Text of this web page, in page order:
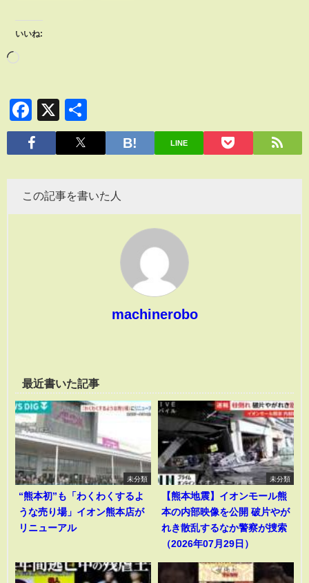
いいね:
Facebook
X
有
LINE
この記事を書いた人
machinerobo
最近書いた記事
未分類
“熊本初”も「わくわくするよ
うな売り場」イオン熊本店が
リニューアル
未分類
【熊本地震】イオンモール熊
本の内部映像を公開 破片やが
れき散乱するなか警察が捜索
（2026年07月29日）